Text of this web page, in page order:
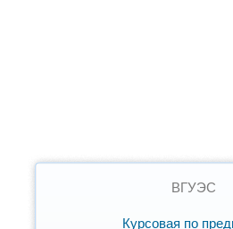
ВГУЭС
Курсовая по